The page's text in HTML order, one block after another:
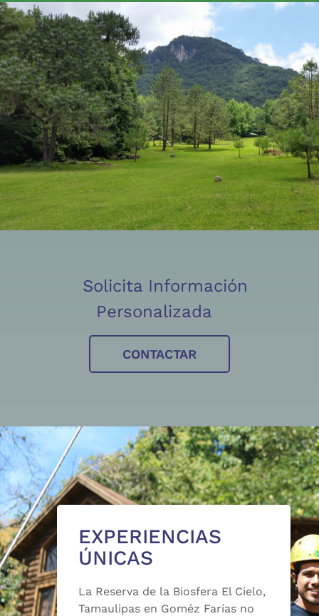
Solicita Información
Personalizada
CONTACTAR
EXPERIENCIAS
ÚNICAS
La Reserva de la Biosfera El Cielo,
Tamaulipas en Goméz Farías no